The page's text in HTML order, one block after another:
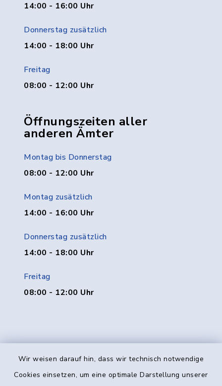
Wir weisen darauf hin, dass wir technisch notwendige
Cookies einsetzen, um eine optimale Darstellung unserer
14:00 - 16:00 Uhr
Donnerstag zusätzlich
14:00 - 18:00 Uhr
Freitag
08:00 - 12:00 Uhr
Öffnungszeiten aller
anderen Ämter
Montag bis Donnerstag
08:00 - 12:00 Uhr
Montag zusätzlich
14:00 - 16:00 Uhr
Donnerstag zusätzlich
14:00 - 18:00 Uhr
Freitag
08:00 - 12:00 Uhr
Kontakt